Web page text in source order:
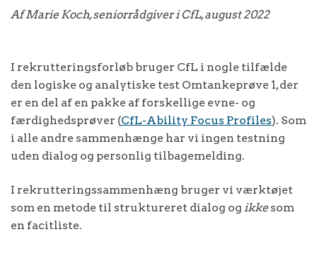
Af Marie Koch, seniorrådgiver i CfL, august 2022
I rekrutteringsforløb bruger CfL i nogle tilfælde
den logiske og analytiske test Omtankeprøve 1, der
er en del af en pakke af forskellige evne- og
færdighedsprøver (CfL-Ability Focus Profiles). Som
i alle andre sammenhænge har vi ingen testning
uden dialog og personlig tilbagemelding.
I rekrutteringssammenhæng bruger vi værktøjet
som en metode til struktureret dialog og ikkesom
en facitliste.